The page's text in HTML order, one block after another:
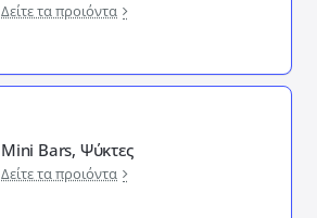
Δείτε τα προιόντα
Mini Bars, Ψύκτες
Δείτε τα προιόντα